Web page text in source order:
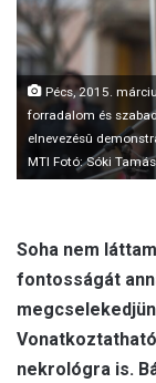
Pécs, 2015.
forradalom és
elnevezésû
MTI Fotó: Sóki Tamás
Soha nem
fontosságát
nekrológra is.